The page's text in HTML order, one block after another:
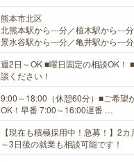
熊本市北区
北熊本駅から---分／植木駅から---
景水谷駅から---分／亀井駅から---分
週2日～OK ■曜日固定の相談OK！
談ください！
9:00～18:00（休憩60分）■ご希望
OK！早番 7:00～16:00遅番 …
【現在も積極採用中！急募！】2
～3日後の就業も相談可能です！